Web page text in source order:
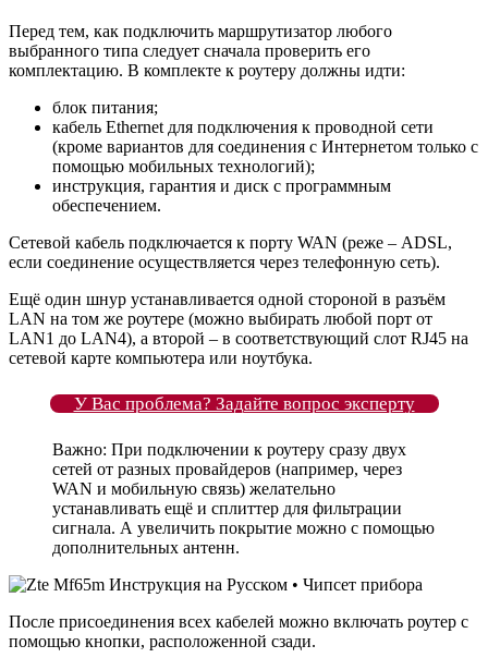
Перед тем, как подключить маршрутизатор любого
выбранного типа следует сначала проверить его
комплектацию. В комплекте к роутеру должны идти:
блок питания;
кабель Ethernet для подключения к проводной сети
(кроме вариантов для соединения с Интернетом только с
помощью мобильных технологий);
инструкция, гарантия и диск с программным
обеспечением.
Сетевой кабель подключается к порту WAN (реже – ADSL,
если соединение осуществляется через телефонную сеть).
Ещё один шнур устанавливается одной стороной в разъём
LAN на том же роутере (можно выбирать любой порт от
LAN1 до LAN4), а второй – в соответствующий слот RJ45 на
сетевой карте компьютера или ноутбука.
У Вас проблема? Задайте вопрос эксперту
Важно: При подключении к роутеру сразу двух
сетей от разных провайдеров (например, через
WAN и мобильную связь) желательно
устанавливать ещё и сплиттер для фильтрации
сигнала. А увеличить покрытие можно с помощью
дополнительных антенн.
После присоединения всех кабелей можно включать роутер с
помощью кнопки, расположенной сзади.